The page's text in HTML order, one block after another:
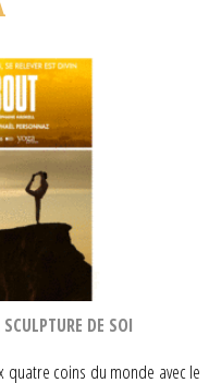
DE SOI
quatre coins du monde avec le